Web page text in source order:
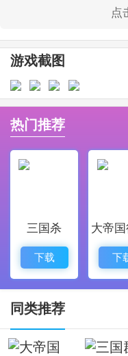
以根据情况选择不同
3. 联盟互助：玩家可
支持，共同对抗敌人。
《帝国战记》游戏解析
1. 真实的历史背景：
代帝国的盛衰，让玩
虑。
3. 优美的游戏画面：
带给玩家身临境的游戏
4. 多样化的社交互动
5. 丰富的游戏内容：
点
游戏截图
热门推荐
三国杀
下载
大帝国
下
同类推荐